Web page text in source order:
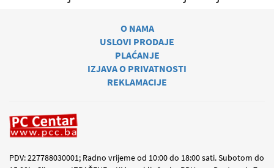
O NAMA
USLOVI PRODAJE
PLAĆANJE
IZJAVA O PRIVATNOSTI
REKLAMACIJE
PDV: 227788030001; Radno vrijeme od 10:00 do 18:00 sati. Subotom do